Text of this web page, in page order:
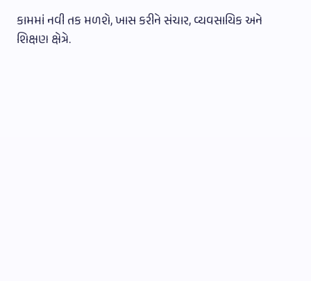
કામમાં નવી તક મળશે, ખાસ કરીને સંચાર, વ્યવસાયિક અને
શિક્ષણ ક્ષેત્રે.